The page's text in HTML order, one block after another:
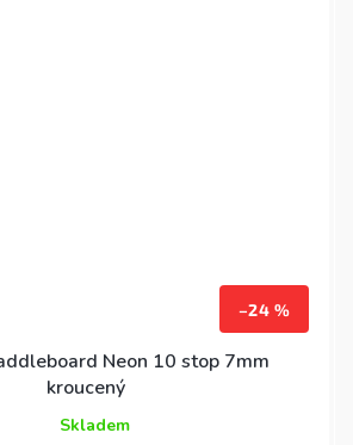
–24 %
Neon 10 stop 7mm
kroucený
Průměrné
Skladem